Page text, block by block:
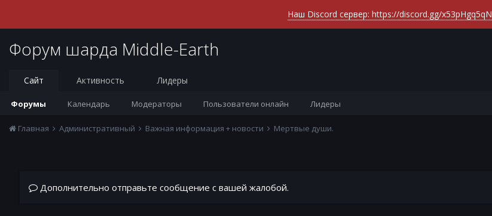
Наш Discord сервер: https://discord.gg/x53pHgq5qN
Форум шарда Middle-Earth
Сайт
Форумы Календарь Модераторы Пользователи онлайн Лидеры
Активность Лидеры
Главная Административный Важная информация + новости Мертвые души.
Дополнительно отправьте сообщение с вашей жалобой.